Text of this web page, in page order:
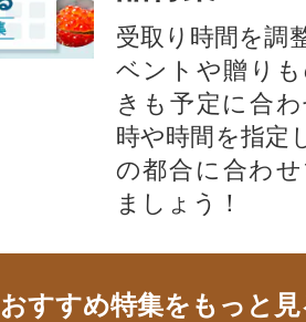
受取り時間を調
ベントや贈り
きも予定に合
時や時間を指定
の都合に合わ
ましょう！
おすすめ特集をもっと